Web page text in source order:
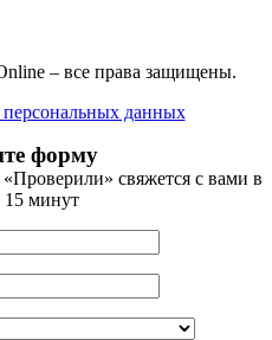
– все права защищены.
данных
форму
свяжется с вами в
15 минут